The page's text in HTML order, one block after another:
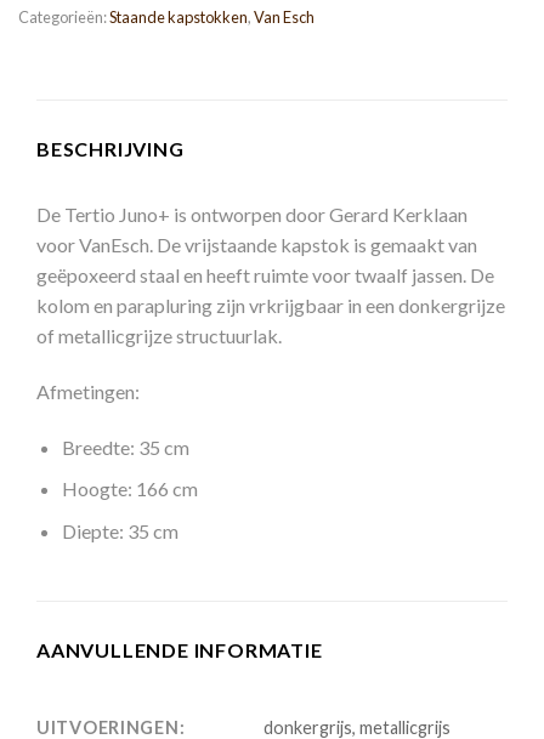
Categorieën:Staande kapstokken,Van Esch
BESCHRIJVING
De Tertio Juno+ is ontworpen door Gerard Kerklaan
voor VanEsch. De vrijstaande kapstok is gemaakt van
geëpoxeerd staal en heeft ruimte voor twaalf jassen. De
kolom en parapluring zijn vrkrijgbaar in een donkergrijze
of metallicgrijze structuurlak.
Afmetingen:
Breedte: 35 cm
Hoogte: 166 cm
Diepte: 35 cm
AANVULLENDE INFORMATIE
UITVOERINGEN: donkergrijs, metallicgrijs